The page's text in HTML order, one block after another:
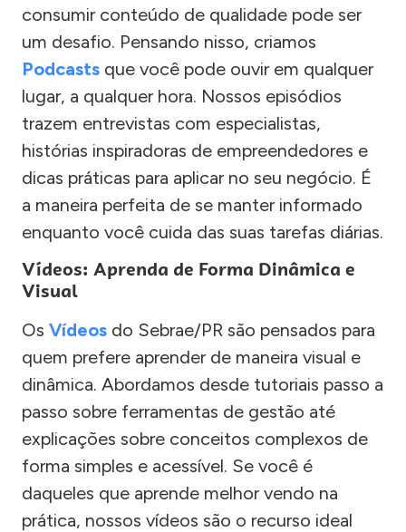
consumir conteúdo de qualidade pode ser
um desafio. Pensando nisso, criamos
Podcasts que você pode ouvir em qualquer
lugar, a qualquer hora. Nossos episódios
trazem entrevistas com especialistas,
histórias inspiradoras de empreendedores e
dicas práticas para aplicar no seu negócio. É
a maneira perfeita de se manter informado
enquanto você cuida das suas tarefas diárias.
Vídeos: Aprenda de Forma Dinâmica e
Visual
Os Vídeos do Sebrae/PR são pensados para
quem prefere aprender de maneira visual e
dinâmica. Abordamos desde tutoriais passo a
passo sobre ferramentas de gestão até
explicações sobre conceitos complexos de
forma simples e acessível. Se você é
daqueles que aprende melhor vendo na
prática, nossos vídeos são o recurso ideal